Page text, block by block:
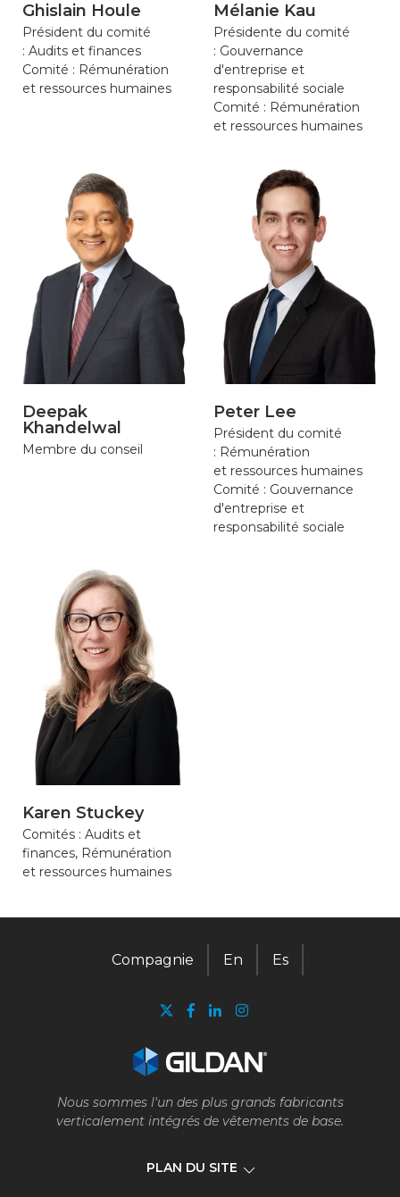
Ghislain Houle
Président du comité
: Audits et finances
Comité : Rémunération
et ressources humaines
Mélanie Kau
Présidente du comité
: Gouvernance
d'entreprise et
responsabilité sociale
Comité : Rémunération
et ressources humaines
Deepak
Khandelwal
Membre du conseil
Peter Lee
Président du comité
: Rémunération
et ressources humaines
Comité : Gouvernance
d'entreprise et
responsabilité sociale
Karen Stuckey
Comités : Audits et
finances, Rémunération
et ressources humaines
Nous sommes l'un des plus grands fabricants
verticalement intégrés de vêtements de base.
PLAN DU SITE
Compagnie En Es